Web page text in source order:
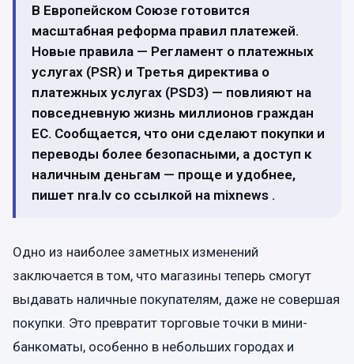
В Европейском Союзе готовится
масштабная реформа правил платежей.
Новые правила — Регламент о платежных
услугах (PSR) и Третья директива о
платежных услугах (PSD3) — повлияют на
повседневную жизнь миллионов граждан
ЕС. Сообщается, что они сделают покупки и
переводы более безопасными, а доступ к
наличным деньгам — проще и удобнее,
пишет nra.lv со ссылкой на mixnews .
Одно из наиболее заметных изменений
заключается в том, что магазины теперь смогут
выдавать наличные покупателям, даже не совершая
покупки. Это превратит торговые точки в мини-
банкоматы, особенно в небольших городах и